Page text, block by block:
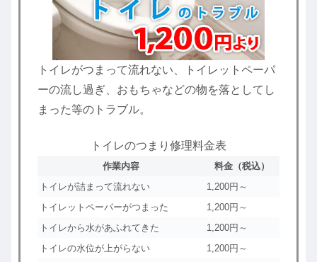
トイレがつまって流れない、トイレットペーパ
ーの流し過ぎ、おもちゃなどの物を落としてし
まった等のトラブル。
トイレのつまり修理料金表
作業内容
料金（税込）
トイレが詰まって流れない
1,200円～
トイレットペーパーがつまった
1,200円～
トイレから水があふれてきた
1,200円～
トイレの水位が上がらない
1,200円～